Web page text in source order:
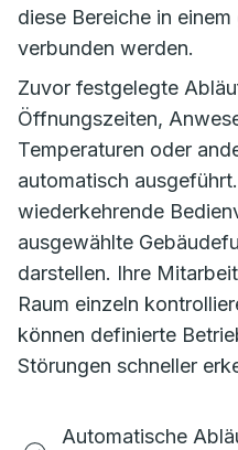
diese Bereiche in
verbunden werden.
Zuvor festgelegte
Öffnungszeiten,
Temperaturen oder
automatisch
wiederkehrende
ausgewählte
darstellen. Ihre
Raum einzeln
können definierte
Störungen schneller
Automatische